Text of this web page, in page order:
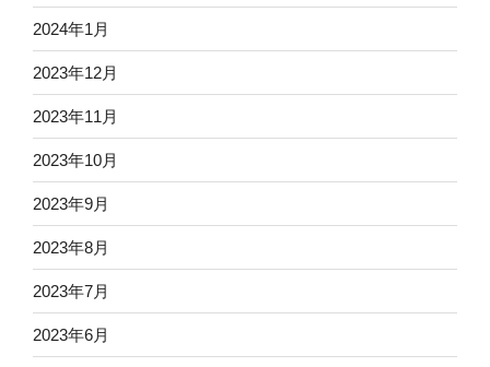
2024年1月
2023年12月
2023年11月
2023年10月
2023年9月
2023年8月
2023年7月
2023年6月